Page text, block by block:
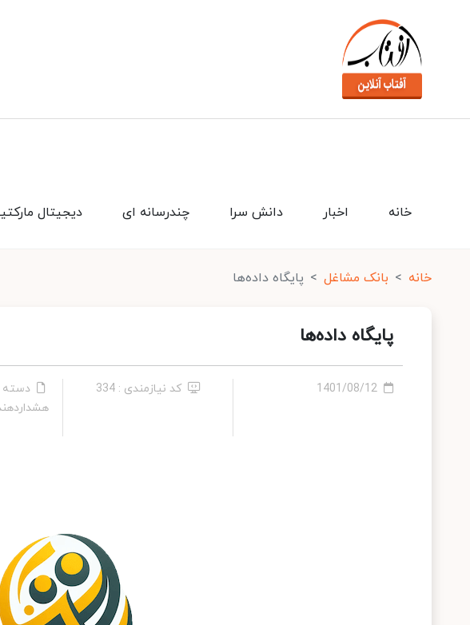
دیجیتال چندرسانه ای دانش سرا اخبار خانه
خانه بانک مشاغل پایگاه داده‌ها
پایگاه داده‌ها
1401/08/12 کد نیازمندی : 334
دسته